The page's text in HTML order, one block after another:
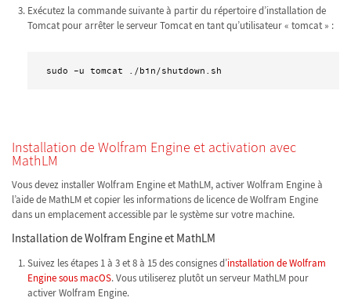
Exécutez la commande suivante à partir du répertoire d’installation de
Tomcat pour arrêter le serveur Tomcat en tant qu’utilisateur « tomcat » :
sudo -u tomcat ./bin/shutdown.sh
Installation de Wolfram Engine et activation avec
MathLM
Vous devez installer Wolfram Engine et MathLM, activer Wolfram Engine à
l’aide de MathLM et copier les informations de licence de Wolfram Engine
dans un emplacement accessible par le système sur votre machine.
Installation de Wolfram Engine et MathLM
Suivez les étapes 1 à 3 et 8 à 15 des consignes d’installation de Wolfram
Engine sous macOS. Vous utiliserez plutôt un serveur MathLM pour
activer Wolfram Engine.